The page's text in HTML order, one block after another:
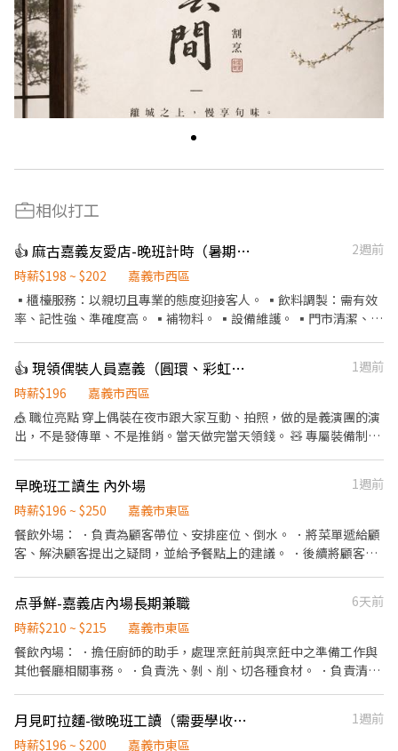
相似打工
👍 麻古嘉義友愛店-晚班計時（暑期勿試）
2週前
時薪$198 ~ $202
嘉義市西區
▪️櫃檯服務：以親切且專業的態度迎接客人。 ▪️飲料調製：需有效
率、記性強、準確度高。 ▪️補物料。 ▪️設備維護。 ▪️門市清潔、環
紅包獎勵。 友善的工作環境是我們的目標 歡迎有熱忱且有禮貌的
您，一起當同事❤️
👍 現領偶裝人員嘉義（圓環、彩虹、朴子、大林等場次)
1週前
時薪$196
嘉義市西區
🎪 職位亮點 穿上偶裝在夜市跟大家互動、拍照，做的是義演團的演
出，不是發傳單、不是推銷。當天做完當天領錢。 🧸 專屬裝備制
伴——一週至少要能上三天，且需能獨自上工、自行載運裝備。只想
偶爾做一天的，這個職缺不適合。 🗓 自主報班制 沒有固定班表，也
不排你的時間，場次自己挑（每週三天以上）。臨時有事提前說一
聲就好，不扣錢、不記點。 🌙 嘉義每週固定場次 ・週一：大林 ・
日：圓環 天天有場，任你挑三天以上；鄰近的雲林場次也可跨區報
班。 💰 薪資單純 嘉義全區同一費率，時薪最高 $196，不分場地、
不分遠近，沒有底薪抽成那些複雜算法。當天做完當天結，24小時
內匯款或現場付現。 🌱 新手友善機制 完全沒經驗可以來。第一次先
做 1~2 小時試作，教你怎麼穿、怎麼動、怎麼跟客人互動，試作一
樣算錢。覺得不適合，做完那次就好，不勉強、不綁約。 😄 適合對
象 ・學生、二度就業、想賺外快的上班族都歡迎 ・不需要口才好，
早晚班工讀生 內外場
1週前
時薪$196 ~ $250
嘉義市東區
餐飲外場： ．負責為顧客帶位、安排座位、倒水。 ．將菜單遞給顧
客、解決顧客提出之疑問，並給予餐點上的建議。 ．後續將顧客點
負責結帳、收銀等工作。 餐飲內場： ．擔任廚師的助手，處理烹飪
前與烹飪中之準備工作與其他餐廳相關事務。 ．負責洗、剝、削、
切各種食材。 ．負責清理工作環境、設備和餐具。 ．準備不同餐點
所需要的食材。 ．協助測量食材的容量與重量。 ．負責擺盤、打包
点爭鮮-嘉義店內場長期兼職
6天前
時薪$210 ~ $215
嘉義市東區
餐飲內場： ．擔任廚師的助手，處理烹飪前與烹飪中之準備工作與
其他餐廳相關事務。 ．負責洗、剝、削、切各種食材。 ．負責清理
關工作、刷地板、拉垃圾車。
月見町拉麵-徵晚班工讀（需要學收班）
1週前
時薪$196 ~ $200
嘉義市東區